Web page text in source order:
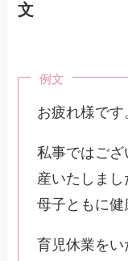
文
例文
お疲れ様です
私事ではご
産いたしまし
母子ともに健
育児休業をい